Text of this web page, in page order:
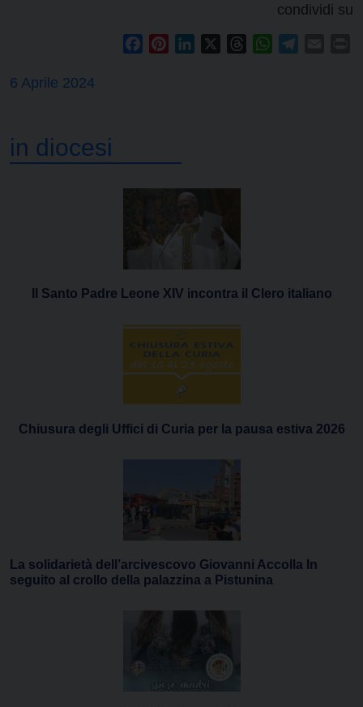
condividi su
FacebookPinterestLinkedIn ThreadsWhatsApp
6 Aprile 2024
in diocesi
Il Santo Padre Leone XIV incontra il Clero italiano
Chiusura degli Uffici di Curia per la pausa estiva 2026
La solidarietà dell’arcivescovo Giovanni Accolla In
seguito al crollo della palazzina a Pistunina